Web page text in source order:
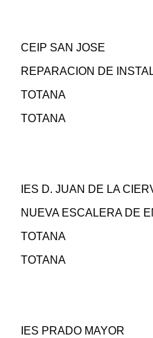
CEIP SAN JOSE
REPARACION DE
TOTANA
TOTANA
IES D. JUAN DE LA
NUEVA ESCALERA DE
TOTANA
TOTANA
IES PRADO MAYOR